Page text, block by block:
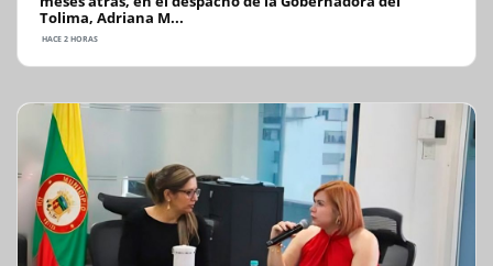
Tolima, Adriana M...
HACE 2 HORAS